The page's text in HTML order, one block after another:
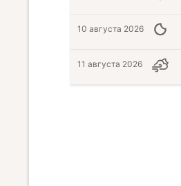
10 августа 2026
11 августа 2026